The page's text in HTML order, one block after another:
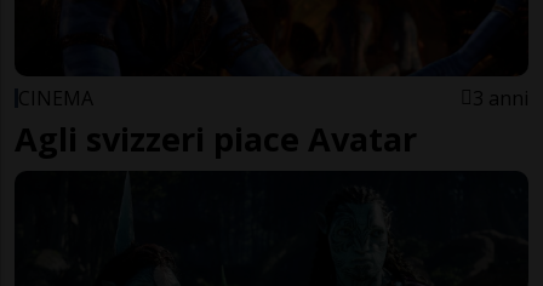
CINEMA 3 anni
Agli svizzeri piace Avatar